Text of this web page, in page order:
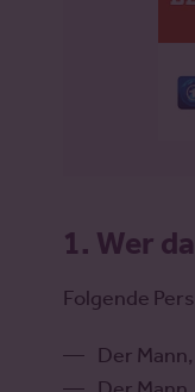
1. Wer
Folgende
Der